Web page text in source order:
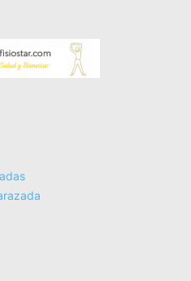
y la tensión muscular
te enseñaremos
para que puedas
mejorar tu bienestar físico y